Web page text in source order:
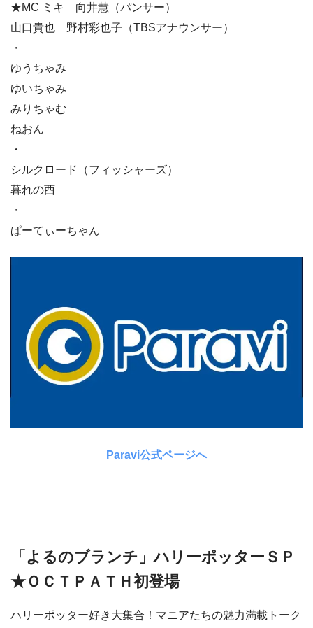
★MC ミキ 向井慧（パンサー）
山口貴也 野村彩也子（TBSアナウンサー）
・
ゆうちゃみ
ゆいちゃみ
みりちゃむ
ねおん
・
シルクロード（フィッシャーズ）
暮れの酉
・
ぱーてぃーちゃん
Paravi公式ページへ
「よるのブランチ」ハリーポッターＳＰ
★ＯＣＴＰＡＴＨ初登場
ハリーポッター好き大集合！マニアたちの魅力満載トーク